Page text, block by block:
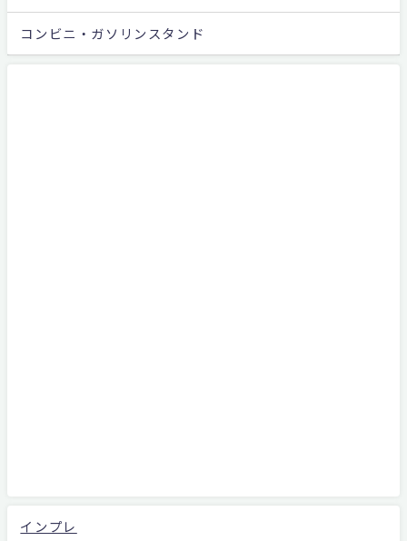
コンビニ・ガソリンスタンド
インプレ